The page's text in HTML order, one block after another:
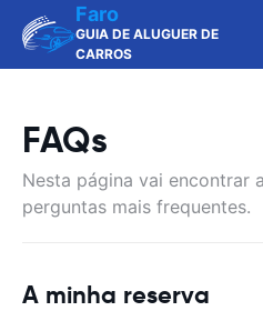
Faro
GUIA DE ALUGUER DE
CARROS
FAQs
Nesta página vai encontrar
perguntas mais frequentes.
A minha reserva